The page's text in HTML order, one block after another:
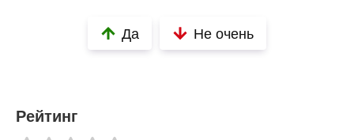
Да Не очень
Рейтинг